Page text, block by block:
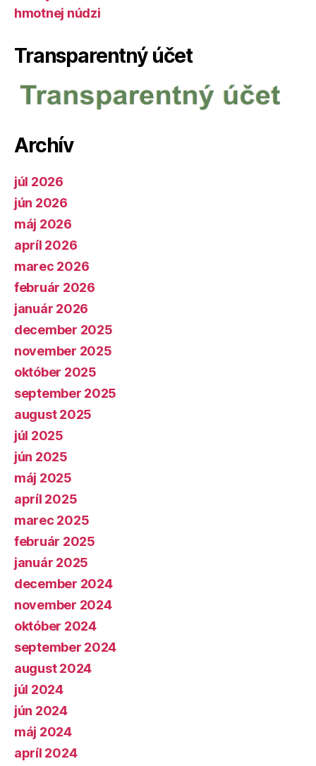
hmotnej núdzi
Transparentný účet
Archív
júl 2026
jún 2026
máj 2026
apríl 2026
marec 2026
február 2026
január 2026
december 2025
november 2025
október 2025
september 2025
august 2025
júl 2025
jún 2025
máj 2025
apríl 2025
marec 2025
február 2025
január 2025
december 2024
november 2024
október 2024
september 2024
august 2024
júl 2024
jún 2024
máj 2024
apríl 2024